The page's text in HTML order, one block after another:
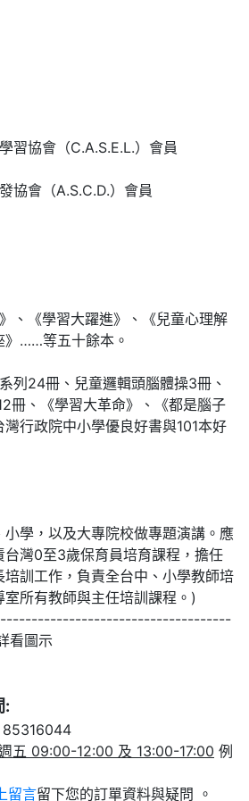
習協會（C.A.S.E.L.）會員
協會（A.S.C.D.）會員
、《學習大躍進》、《兒童心理解
》……等五十餘本。
列24冊、兒童邏輯頭腦體操3冊、
冊、《學習大革命》、《都是腦子
行政院中小學優良好書與101本好
小學，以及大專院校做專題演講。應
台灣0至3歲保育員培育課程，擔任
訓工作，負責全台中、小學教師培
所有教師與主任培訓課程。)
看圖示
:
85316044
五 09:00-12:00 及 13:00-17:00 例
留言 留下您的訂單資料與疑問 。